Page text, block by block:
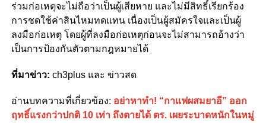
ร่วมก่อเหตุจะไม่ถือว่าเป็นผู้เสียหาย และไม่มีสิทธิ์เรียกร้อง
การชดใช้ค่าสินไหมทดแทน เนื่องเป็นผู้สมัครใจและเป็นผู้
ลงมือก่อเหตุ โดยผู้ที่ลงมือก่อเหตุก่อนจะไม่สามารถอ้างว่า
เป็นการป้องกันตัวตามกฎหมายได้
ที่มาข่าว: ch3plus และ ข่าวสด
อ่านบทความที่เกี่ยวข้อง: อย่าหาทำ! “กาแฟผสมยาอี” ออก
ฤทธิ์แรงกว่าปกติ 10 เท่า ถึงตายได้ ตร. เผยระบาดหนักในหมู่